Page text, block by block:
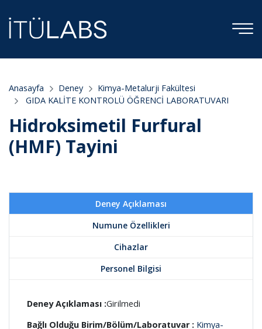
Anasayfa Deney
Kimya-Metalurji Fakültesi
GIDA KALİTE KONTROLÜ ÖĞRENCİ LABORATUVARI
Hidroksimetil Furfural
(HMF) Tayini
Deney Açıklaması
Numune Özellikleri
Cihazlar
Personel Bilgisi
Deney Açıklaması :Girilmedi
Bağlı Olduğu Birim/Bölüm/Laboratuvar : Kimya-